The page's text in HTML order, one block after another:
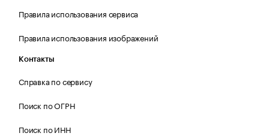
Правила использования сервиса
Правила использования изображений
Контакты
Справка по сервису
Поиск по ОГРН
Поиск по ИНН